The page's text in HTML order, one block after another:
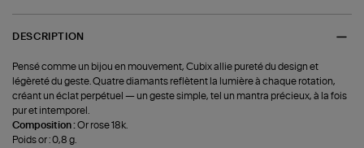
DESCRIPTION
Pensé comme un bijou en mouvement, Cubix allie pureté du design et
légèreté du geste. Quatre diamants reflètent la lumière à chaque rotation,
créant un éclat perpétuel — un geste simple, tel un mantra précieux, à la fois
pur et intemporel.
Composition :Or rose 18k.
Poids or : 0,8 g.